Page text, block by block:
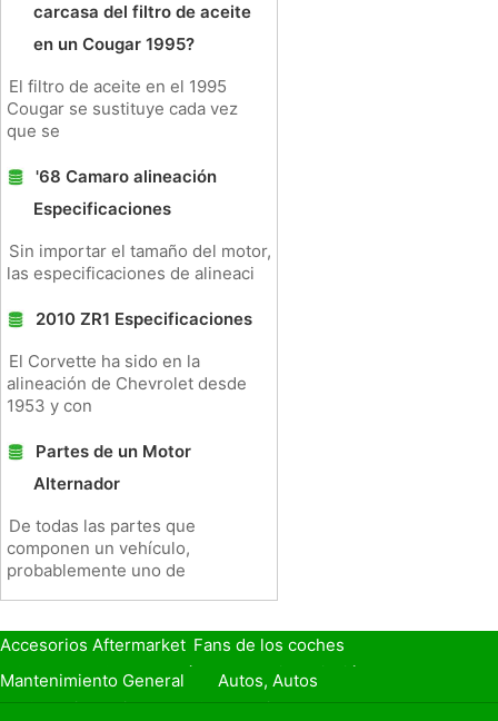
carcasa del filtro de aceite
en un Cougar 1995?
El filtro de aceite en el 1995
Cougar se sustituye cada vez
que se
'68 Camaro alineación
Especificaciones
Sin importar el tamaño del motor,
las especificaciones de alineaci
2010 ZR1 Especificaciones
El Corvette ha sido en la
alineación de Chevrolet desde
1953 y con
Partes de un Motor
Alternador
De todas las partes que
componen un vehículo,
probablemente uno de
Accesorios Aftermarket Fans de los coches
Seguro de Coche
Préstamos y Financiación
Mantenimiento General
Autos, Autos
Seguridad Vial
Combustibles